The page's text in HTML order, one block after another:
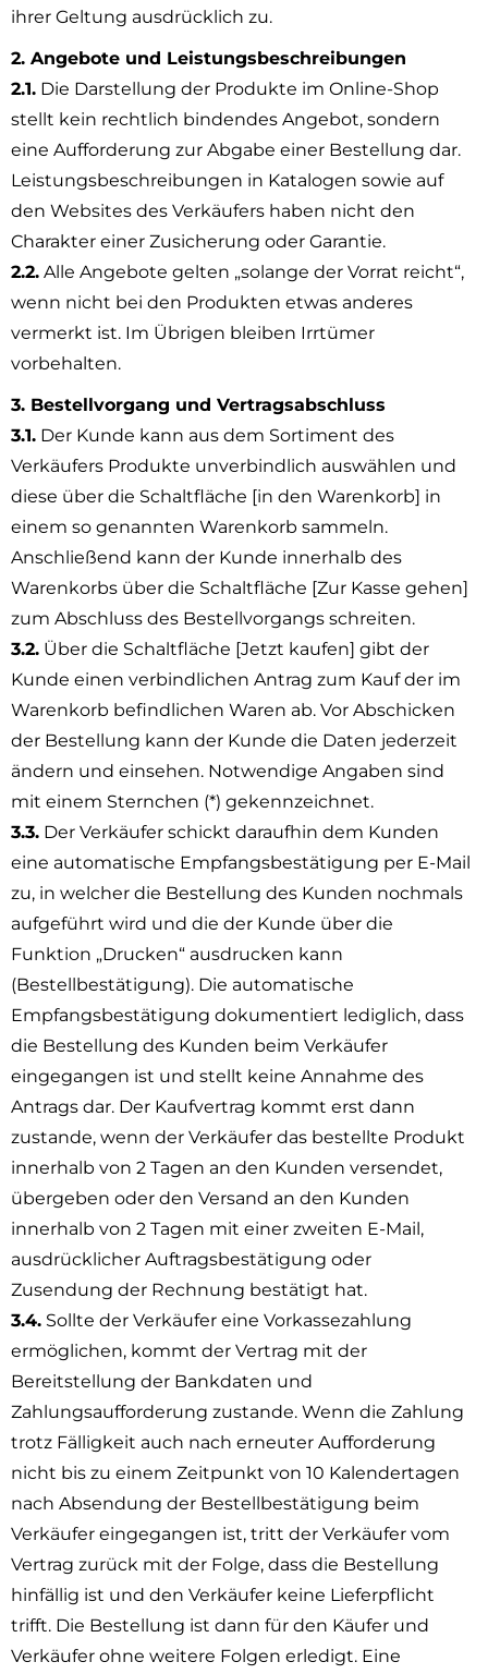
ihrer Geltung ausdrücklich zu.
2. Angebote und Leistungsbeschreibungen
2.1. Die Darstellung der Produkte im Online-Shop
stellt kein rechtlich bindendes Angebot, sondern
eine Aufforderung zur Abgabe einer Bestellung dar.
Leistungsbeschreibungen in Katalogen sowie auf
den Websites des Verkäufers haben nicht den
Charakter einer Zusicherung oder Garantie.
2.2. Alle Angebote gelten „solange der Vorrat reicht“,
wenn nicht bei den Produkten etwas anderes
vermerkt ist. Im Übrigen bleiben Irrtümer
vorbehalten.
3. Bestellvorgang und Vertragsabschluss
3.1. Der Kunde kann aus dem Sortiment des
Verkäufers Produkte unverbindlich auswählen und
diese über die Schaltfläche [in den Warenkorb] in
einem so genannten Warenkorb sammeln.
Anschließend kann der Kunde innerhalb des
Warenkorbs über die Schaltfläche [Zur Kasse gehen]
zum Abschluss des Bestellvorgangs schreiten.
3.2. Über die Schaltfläche [Jetzt kaufen] gibt der
Kunde einen verbindlichen Antrag zum Kauf der im
Warenkorb befindlichen Waren ab. Vor Abschicken
der Bestellung kann der Kunde die Daten jederzeit
ändern und einsehen. Notwendige Angaben sind
mit einem Sternchen (*) gekennzeichnet.
3.3. Der Verkäufer schickt daraufhin dem Kunden
eine automatische Empfangsbestätigung per E-Mail
zu, in welcher die Bestellung des Kunden nochmals
aufgeführt wird und die der Kunde über die
Funktion „Drucken“ ausdrucken kann
(Bestellbestätigung). Die automatische
Empfangsbestätigung dokumentiert lediglich, dass
die Bestellung des Kunden beim Verkäufer
eingegangen ist und stellt keine Annahme des
Antrags dar. Der Kaufvertrag kommt erst dann
zustande, wenn der Verkäufer das bestellte Produkt
innerhalb von 2 Tagen an den Kunden versendet,
übergeben oder den Versand an den Kunden
innerhalb von 2 Tagen mit einer zweiten E-Mail,
ausdrücklicher Auftragsbestätigung oder
Zusendung der Rechnung bestätigt hat.
3.4. Sollte der Verkäufer eine Vorkassezahlung
ermöglichen, kommt der Vertrag mit der
Bereitstellung der Bankdaten und
Zahlungsaufforderung zustande. Wenn die Zahlung
trotz Fälligkeit auch nach erneuter Aufforderung
nicht bis zu einem Zeitpunkt von 10 Kalendertagen
nach Absendung der Bestellbestätigung beim
Verkäufer eingegangen ist, tritt der Verkäufer vom
Vertrag zurück mit der Folge, dass die Bestellung
hinfällig ist und den Verkäufer keine Lieferpflicht
trifft. Die Bestellung ist dann für den Käufer und
Verkäufer ohne weitere Folgen erledigt. Eine